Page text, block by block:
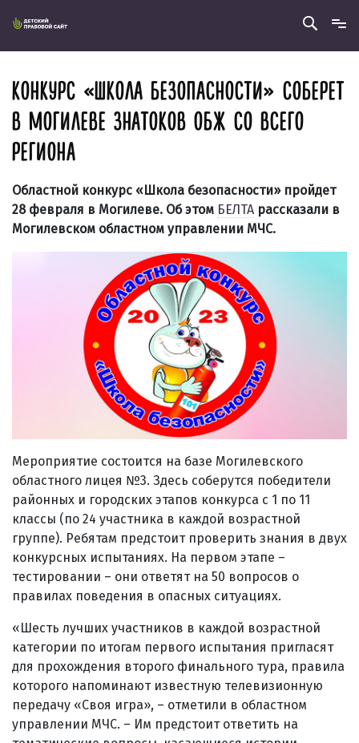
КОНКУРС «ШКОЛА БЕЗОПАСНОСТИ» СОБЕРЕТ
В МОГИЛЕВЕ ЗНАТОКОВ ОБЖ СО ВСЕГО
РЕГИОНА
Областной конкурс «Школа безопасности» пройдет
28 февраля в Могилеве. Об этом БЕЛТА рассказали в
Могилевском областном управлении МЧС.
Мероприятие состоится на базе Могилевского
областного лицея №3. Здесь соберутся победители
районных и городских этапов конкурса c 1 по 11
классы (по 24 участника в каждой возрастной
группе). Ребятам предстоит проверить знания в двух
конкурсных испытаниях. На первом этапе –
тестировании – они ответят на 50 вопросов о
правилах поведения в опасных ситуациях.
«Шесть лучших участников в каждой возрастной
категории по итогам первого испытания пригласят
для прохождения второго финального тура, правила
которого напоминают известную телевизионную
передачу «Своя игра», – отметили в областном
управлении МЧС. – Им предстоит ответить на